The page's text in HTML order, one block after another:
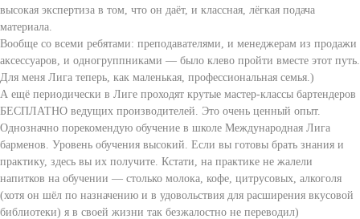
высокая экспертиза в том, что он даёт, и классная, лёгкая подача
материала.
Вообще со всеми ребятами: преподавателями, и менеджерам из продажи
аксессуаров, и одногруппниками — было клево пройти вместе этот путь.
Для меня Лига теперь, как маленькая, профессиональная семья.)
А ещё периодически в Лиге проходят крутые мастер-классы бартендеров
БЕСПЛАТНО ведущих производителей. Это очень ценный опыт.
Однозначно порекомендую обучение в школе Международная Лига
барменов. Уровень обучения высокий. Если вы готовы брать знания и
практику, здесь вы их получите. Кстати, на практике не жалели
напитков на обучении — столько молока, кофе, цитрусовых, алкоголя
(хотя он шёл по назначению и в удовольствия для расширения вкусовой
библиотеки) я в своей жизни так безжалостно не переводил)